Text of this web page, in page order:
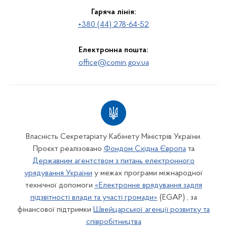
Гаряча лінія:
+380 (44) 278-64-52
Електронна пошта:
office@comin.gov.ua
Власність Секретаріату Кабінету Міністрів України.
Проєкт реалізовано Фондом Східна Європата
Державним агентством з питань електронного
урядування України у межах програми міжнародної
технічної допомоги «Електронне врядування задля
підзвітності влади та участі громади» (EGAP) , за
фінансової підтримки Швейцарської агенції розвитку та
співробітництва